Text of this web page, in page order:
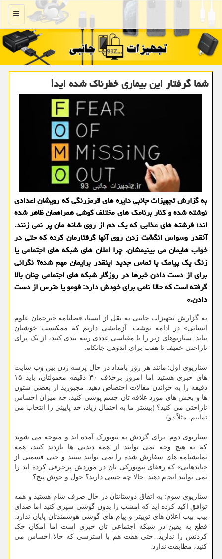
منو
شما گرفتار این بیماری خطرناك شده اید!
به گزارش تجهیزات جانبی دایره های قرمزرنگی که رویشان اعدادی
نوشته شده و کنار برنامک های مختلف گوشی همراهمان ظاهر شده
اند؛ فرشته های عذابی که یک دم از روی شانه مان پر نمی زنند.
آنقدر وسواس انگشت زدن روی آنها گرفتارمان کرده که حتی در
خواب هایمان می بینیمشان. چرا اعلان های شبکه های اجتماعی یا
زنگ یک پیامک یا تماس جدید اینقدر برایمان مهم شده؟ نگرانی
برای از دست دادن خبرها در روزگار شبکه های اجتماعی چنان بالا
گرفته است که حالا نامی برای خودش دارد: فومو یا «ترس از دست
دادن.»
به گزارش تجهیزات جانبی به نقل از ایسنا، فصلنامه «ترجمان علوم
انسانی» در ادامه نوشت: آزمایشی داریم که ممکنست خوشتان
بیاید: سناریوهای زیر را با مقیاسی عددی رتبه بندی کنید، از یک برای
ناراحتی خفیف تا هفت برای اندوهی جانکاه.
سناریوی اول: مانند هر روز بامداد در حال پرسه زدن بین وب سایت
های خبری هستید اما امروز برخلاف ۳۰ دقیقه معمولتان، باید ۱۵
دقیقه را به خواندن مقالات اختصاص دهید. مجبورید از بعضی ستون
ها و بخش های مورد علاقه تان چشم پوشی کنید. چه میزان احساس
ناراحتی می کنید؟ (بیشتر ما به احتمال زیاد، حد پایینی را انتخاب می
نماییم. مثلاً دو)
سناریوی دوم: برای گردش به نیویورک آمده اید و متوجه می شوید
که به هیچ وجه نمی توانید از همه دیدنی ها بازدید کنید، همه
نمایشنامه های سفارش شده را نمی توانید ببینید و حتی قسمتی از
«بایدهایی» که رفقای نیویورکی تان در موردش پرحرفی کرده اند را
نمی توانید انجام دهید. حالا چه حسی دارید؟ حول و حوش پنج؟
سناریوی سوم: به اتفاق دوستانتان در حال صرف شام هستید و همه
توافق اکید کرده اید که امشب را بدون گوشی سپری کنید اما صدای
بیب بیب اعلان های توییتر و پیام های گوشی هوشمندتان پایان ندارد.
قطع به یقین در شبکه اجتماعی تان خبری است اما امکان چک
کردنش را ندارید. حتی هفت هم با استرسی که حالا احساس می
کنید، مطابقت ندارد.